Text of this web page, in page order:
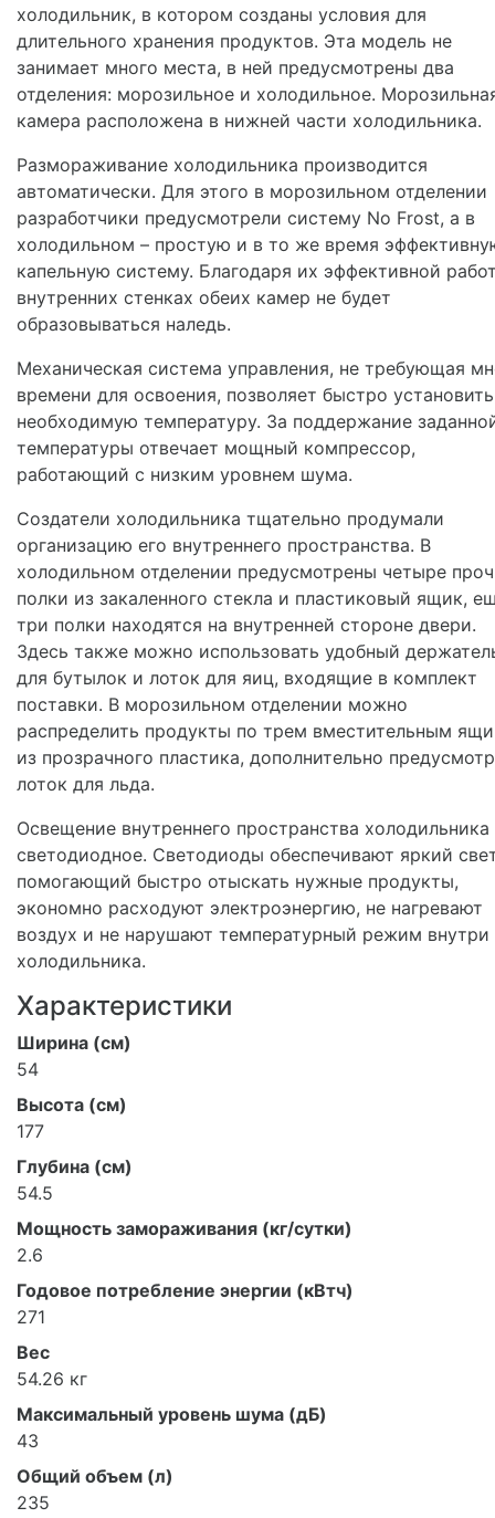
холодильник, в котором созданы условия для
длительного хранения продуктов. Эта модель не
занимает много места, в ней предусмотрены два
отделения: морозильное и холодильное.
камера расположена в нижней части холодильника.
Размораживание холодильника производится
автоматически. Для этого в морозильном отделении
разработчики предусмотрели систему No Frost, а в
холодильном – простую и в то же время
капельную систему. Благодаря их эффективной
внутренних стенках обеих камер не будет
образовываться наледь.
Механическая система управления, не требующая
времени для освоения, позволяет быстро установить
необходимую температуру. За поддержание
температуры отвечает мощный компрессор,
работающий с низким уровнем шума.
Создатели холодильника тщательно продумали
организацию его внутреннего пространства. В
холодильном отделении предусмотрены четыре
полки из закаленного стекла и пластиковый ящик,
три полки находятся на внутренней стороне двери.
Здесь также можно использовать удобный
для бутылок и лоток для яиц, входящие в комплект
поставки. В морозильном отделении можно
распределить продукты по трем вместительным
из прозрачного пластика, дополнительно
лоток для льда.
Освещение внутреннего пространства холодильника
светодиодное. Светодиоды обеспечивают яркий
помогающий быстро отыскать нужные продукты,
экономно расходуют электроэнергию, не нагревают
воздух и не нарушают температурный режим внутри
холодильника.
Характеристики
Ширина (см)
54
Высота (см)
177
Глубина (см)
54.5
Мощность замораживания (кг/сутки)
2.6
Годовое потребление энергии (кВтч)
271
Вес
54.26 кг
Максимальный уровень шума (дБ)
43
Общий объем (л)
235